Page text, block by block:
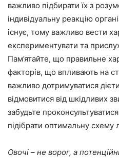
важливо підбирати їх з
індивідуальну реакцію
існує, тому важливо вести
експериментувати та
Пам’ятайте, що правильне
факторів, що впливають на
важливо дотримуватися
відмовитися від шкідливих
забудьте
підібрати оптимальну схему
Овочі – не ворог, а